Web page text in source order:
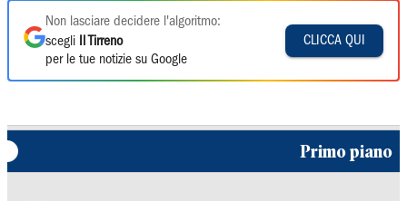
Non lasciare decidere l'algoritmo:
scegli
Il Tirreno
per le tue notizie su Google
CLICCA QUI
Primo piano